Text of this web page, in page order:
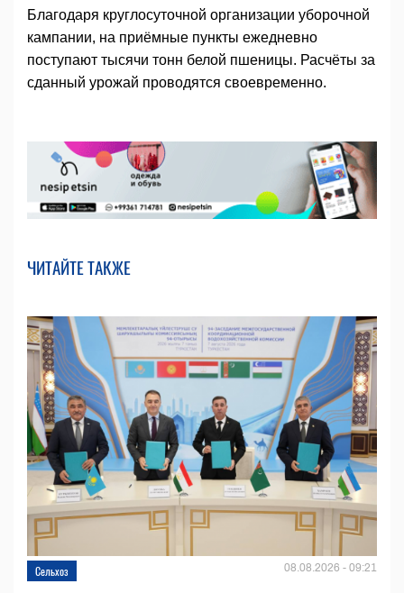
Благодаря круглосуточной организации уборочной
кампании, на приёмные пункты ежедневно
поступают тысячи тонн белой пшеницы. Расчёты за
сданный урожай проводятся своевременно.
ЧИТАЙТЕ ТАКЖЕ
Сельхоз 08.08.2026 - 09:21